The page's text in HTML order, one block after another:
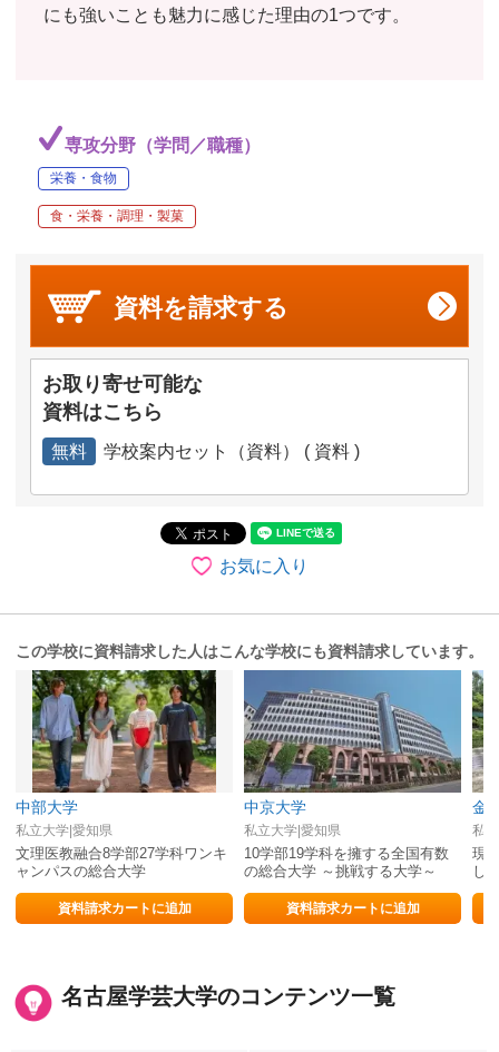
にも強いことも魅力に感じた理由の1つです。
専攻分野（学問／職種）
栄養・食物
食・栄養・調理・製菓
資料を請求する
お取り寄せ可能な
資料はこちら
無料 学校案内セット（資料） ( 資料 )
お気に入り
この学校に資料請求した人はこんな学校にも資料請求しています。
中部大学
私立大学|愛知県
文理医教融合8学部27学科ワンキ
ャンパスの総合大学
資料請求カートに追加
中京大学
私立大学|愛知県
10学部19学科を擁する全国有数
の総合大学 ～挑戦する大学～
資料請求カートに追加
金
私
現
し
を
名古屋学芸大学のコンテンツ一覧